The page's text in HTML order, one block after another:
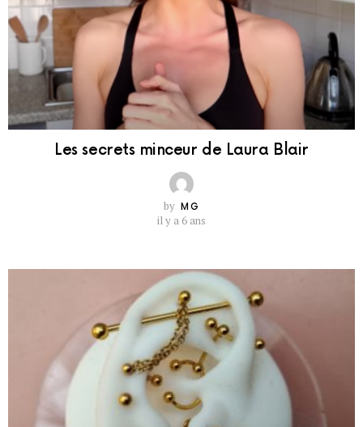
Les secrets minceur de Laura Blair
by MG
il y a 6 ans